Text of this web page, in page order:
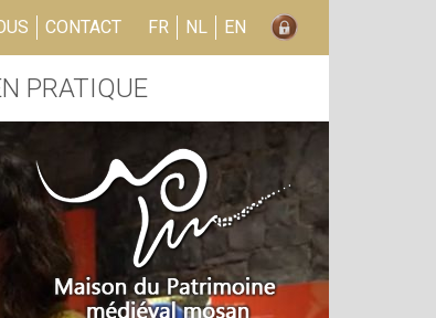
FR NL EN
CONTACT
PRATIQUE